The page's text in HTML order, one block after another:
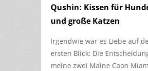
Qushin: Kissen für
und große Katzen
Irgendwie war es Liebe auf
ersten Blick: Die
meine zwei Maine Coon